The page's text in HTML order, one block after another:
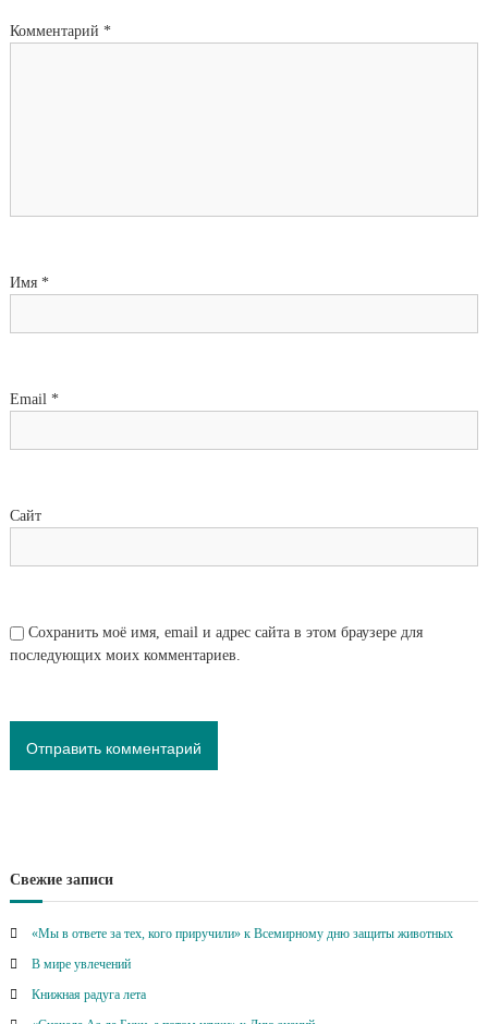
Комментарий *
Имя *
Email *
Сайт
Сохранить моё имя, email и адрес сайта в этом браузере для
последующих моих комментариев.
Свежие записи
«Мы в ответе за тех, кого приручили» к Всемирному дню защиты животных
В мире увлечений
Книжная радуга лета